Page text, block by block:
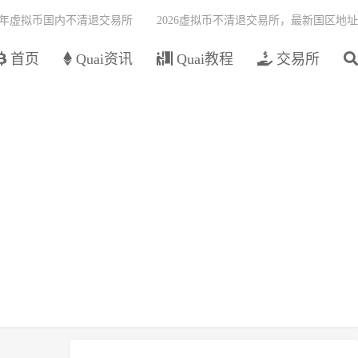
首页 Quai资讯 Quai教程 交易所
虚拟币国内不清退交易所 2026虚拟币不清退交易所，最新国区地址